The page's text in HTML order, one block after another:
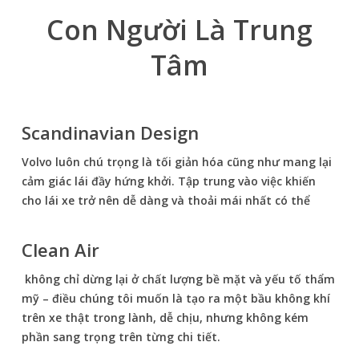
Con Người Là Trung
Tâm
Scandinavian Design
Volvo luôn chú trọng là tối giản hóa cũng như mang lại
cảm giác lái đầy hứng khởi. Tập trung vào việc khiến
cho lái xe trở nên dễ dàng và thoải mái nhất có thể
Clean Air
không chỉ dừng lại ở chất lượng bề mặt và yếu tố thẩm
mỹ – điều chúng tôi muốn là tạo ra một bầu không khí
trên xe thật trong lành, dễ chịu, nhưng không kém
phần sang trọng trên từng chi tiết.